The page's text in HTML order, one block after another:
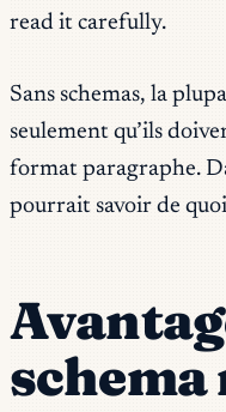
read it carefully.
Sans schemas, la
seulement qu’ils
format paragraphe.
pourrait savoir de